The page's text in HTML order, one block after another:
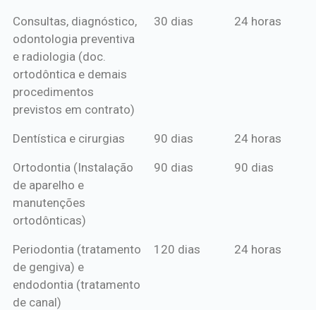
mensal*
de crédito
Consultas, diagnóstico,
odontologia preventiva
e radiologia (doc.
ortodôntica e demais
procedimentos
previstos em contrato)
30 dias 24 horas
Dentística e cirurgias 90 dias 24 horas
Ortodontia (Instalação
de aparelho e
manutenções
ortodônticas)
90 dias 90 dias
Periodontia (tratamento
de gengiva) e
endodontia (tratamento
de canal)
120 dias 24 horas